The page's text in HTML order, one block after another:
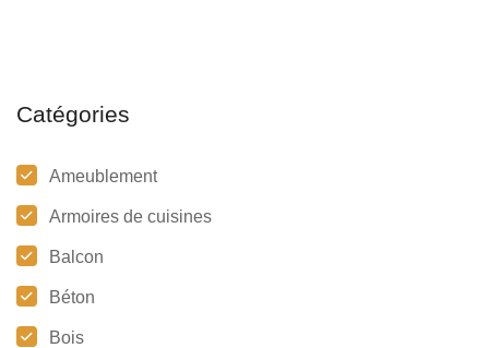
Catégories
Ameublement
Armoires de cuisines
Balcon
Béton
Bois